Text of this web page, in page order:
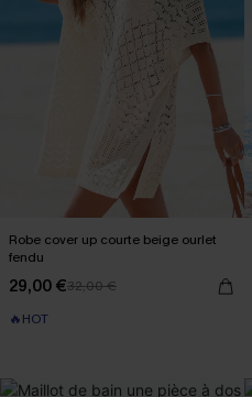
Robe cover up courte beige ourlet
fendu
29,00 €32,00 €
🔥HOT